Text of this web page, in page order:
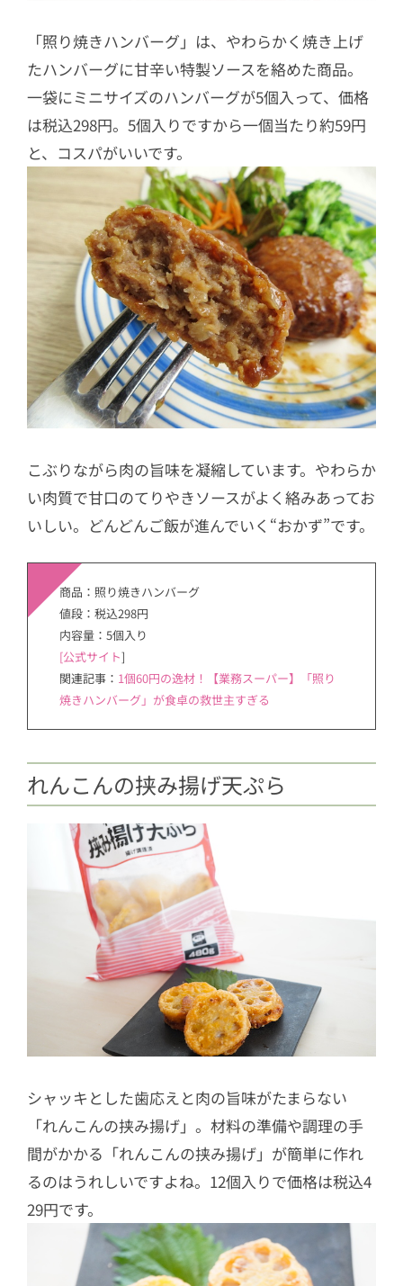
「照り焼きハンバーグ」は、やわらかく焼き上げ
たハンバーグに甘辛い特製ソースを絡めた商品。
一袋にミニサイズのハンバーグが5個入って、価格
は税込298円。5個入りですから一個当たり約59円
と、コスパがいいです。
こぶりながら肉の旨味を凝縮しています。やわらか
い肉質で甘口のてりやきソースがよく絡みあってお
いしい。どんどんご飯が進んでいく“おかず”です。
商品：照り焼きハンバーグ
値段：税込298円
内容量：5個入り
[公式サイト]
関連記事： 1個60円の逸材！【業務スーパー】「照り
焼きハンバーグ」が食卓の救世主すぎる
れんこんの挟み揚げ天ぷら
シャッキとした歯応えと肉の旨味がたまらない
「れんこんの挟み揚げ」。材料の準備や調理の手
間がかかる「れんこんの挟み揚げ」が簡単に作れ
るのはうれしいですよね。12個入りで価格は税込4
29円です。